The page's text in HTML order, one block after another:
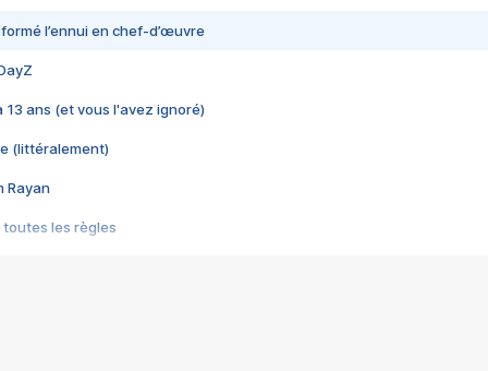
l’ennui en chef-d’œuvre
13 ans (et vous l'avez ignoré)
(littéralement)
Rayan
toutes les règles